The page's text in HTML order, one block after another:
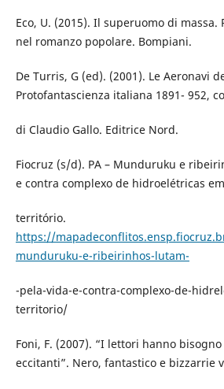
Eco, U. (2015). Il superuomo di massa.
nel romanzo popolare. Bompiani.
De Turris, G (ed). (2001). Le Aeronavi
Protofantascienza italiana 1891- 952,
di Claudio Gallo. Editrice Nord.
Fiocruz (s/d). PA – Munduruku e
e contra complexo de hidroelétricas
território.
https://
munduruku-e-ribeirinhos-lutam-
-pela-vida-e-contra-complexo-de-
territorio/
Foni, F. (2007). “I lettori hanno
eccitanti”. Nero, fantastico e bizzarrie